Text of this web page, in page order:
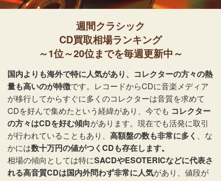
週間クラシック
CD買取相場ランキング
～1位～20位までを毎週更新中～
国内よりも海外で特に人気があり、コレクターの方々の熱
量も高いのが特徴です。レコードからCDに音楽メディア
が移行してからすぐに多くのコレクターは音質を求めて
CDを好んで集めたという経緯があり、今でも コレクター
の方々はCDを好む傾向があります。現在でも活発に取引
が行われていることもあり、 高額盤の数も非常に多く 、な
かには数十万円の値がつくCDも存在します。
相場の傾向としては特にSACDやESOTERICなどに代表さ
れる高音質CDは国内外問わず非常に人気があり、値段が